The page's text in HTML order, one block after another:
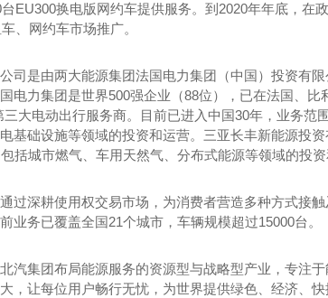
河南浅圆仓滑模技术 水泥仓滑模技
EU300换电版网约车提供服务。到2020年年底，在
、网约车市场推广。
司是由两大能源集团法国电力集团（中国）投资有
电力集团是世界500强企业（88位），已在法国、
大电动出行服务商。目前已进入中国30年，业务范
基础设施等领域的投资和运营。三亚长丰新能源投
括城市燃气、车用天然气、分布式能源等领域的投资
过深耕使用权交易市场，为消费者营造多种方式接
业务已覆盖全国21个城市，车辆规模超过15000台。
汽集团布局能源服务的资源型与战略型产业，专注
，让每位用户畅行无忧，为世界提供绿色、经济、快